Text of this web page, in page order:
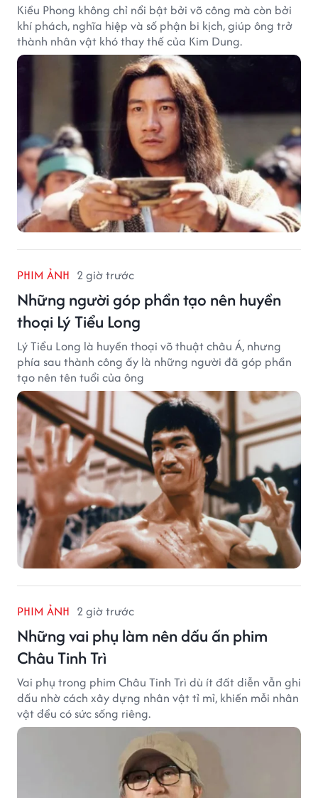
Kiều Phong không chỉ nổi bật bởi võ công mà còn bởi
khí phách, nghĩa hiệp và số phận bi kịch, giúp ông trở
thành nhân vật khó thay thế của Kim Dung.
PHIM ẢNH 2 giờ trước
Những người góp phần tạo nên huyền
thoại Lý Tiểu Long
Lý Tiểu Long là huyền thoại võ thuật châu Á, nhưng
phía sau thành công ấy là những người đã góp phần
tạo nên tên tuổi của ông
PHIM ẢNH 2 giờ trước
Những vai phụ làm nên dấu ấn phim
Châu Tinh Trì
Vai phụ trong phim Châu Tinh Trì dù ít đất diễn vẫn ghi
dấu nhờ cách xây dựng nhân vật tỉ mỉ, khiến mỗi nhân
vật đều có sức sống riêng.